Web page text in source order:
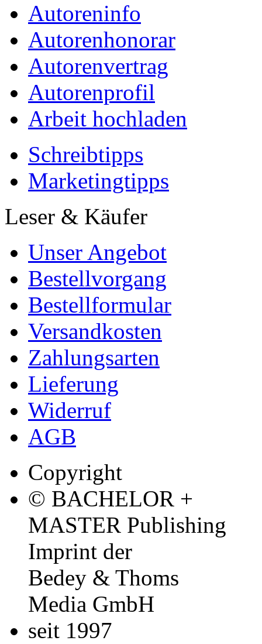
Autoreninfo
Autorenhonorar
Autorenvertrag
Autorenprofil
Arbeit hochladen
Schreibtipps
Marketingtipps
Leser & Käufer
Unser Angebot
Bestellvorgang
Bestellformular
Versandkosten
Zahlungsarten
Lieferung
Widerruf
AGB
Copyright
© BACHELOR +
MASTER Publishing
Imprint der
Bedey & Thoms
Media GmbH
seit 1997